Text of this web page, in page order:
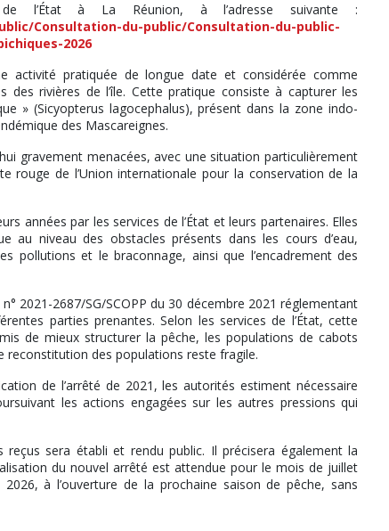
l’État à La Réunion, à l’adresse suivante :
Consultation-du-public/Consultation-du-public-
2026
activité pratiquée de longue date et considérée comme
des rivières de l’île. Cette pratique consiste à capturer les
» (Sicyopterus lagocephalus), présent dans la zone indo-
des Mascareignes.
gravement menacées, avec une situation particulièrement
rouge de l’Union internationale pour la conservation de la
années par les services de l’État et leurs partenaires. Elles
niveau des obstacles présents dans les cours d’eau,
pollutions et le braconnage, ainsi que l’encadrement des
2021-2687/SG/SCOPP du 30 décembre 2021 réglementant
parties prenantes. Selon les services de l’État, cette
de mieux structurer la pêche, les populations de cabots
reconstitution des populations reste fragile.
de l’arrêté de 2021, les autorités estiment nécessaire
les actions engagées sur les autres pressions qui
sera établi et rendu public. Il précisera également la
du nouvel arrêté est attendue pour le mois de juillet
à l’ouverture de la prochaine saison de pêche, sans